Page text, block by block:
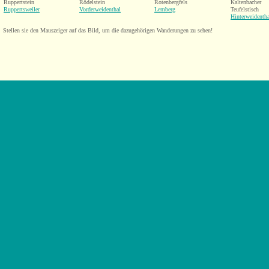
Ruppertstein
Ruppertsweiler
Rödelstein
Vorderweidenthal
Rotenbergfels
Lemberg
Kaltenbacher
Teufelstisch
Stellen sie den Mauszeiger auf das Bild, um die dazugehörigen Wanderungen zu sehen!